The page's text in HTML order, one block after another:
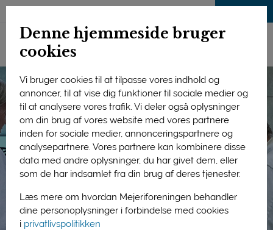
Denne hjemmeside bruger
cookies
Vi bruger cookies til at tilpasse vores indhold og
annoncer, til at vise dig funktioner til sociale medier og
til at analysere vores trafik. Vi deler også oplysninger
om din brug af vores website med vores partnere
inden for sociale medier, annonceringspartnere og
analysepartnere. Vores partnere kan kombinere disse
data med andre oplysninger, du har givet dem, eller
som de har indsamlet fra din brug af deres tjenester.
Læs mere om hvordan Mejeriforeningen behandler
dine personoplysninger i forbindelse med cookies
i privatlivspolitikken